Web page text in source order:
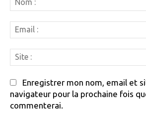
Enregistrer mon nom, email et
navigateur pour la prochaine fois
commenterai.